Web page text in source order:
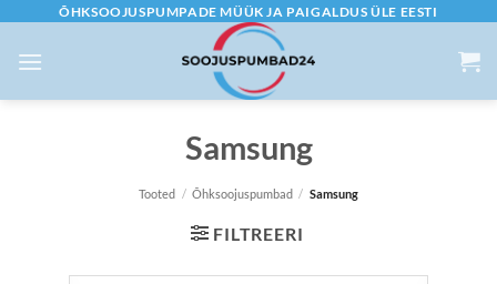
content
ÕHKSOOJUSPUMPADE MÜÜK JA PAIGALDUS ÜLE EESTI
Samsung
Tooted / Õhksoojuspumbad / Samsung
FILTREERI